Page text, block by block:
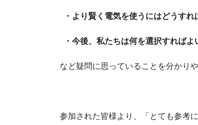
・より賢く電気を使うにはどうすれ
・今後、私たちは何を選択すればよ
など疑問に思っていることを分かり
参加された皆様より、「とても参考